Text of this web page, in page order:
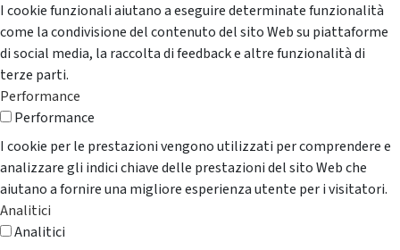
I cookie funzionali aiutano a eseguire determinate funzionalità
come la condivisione del contenuto del sito Web su piattaforme
di social media, la raccolta di feedback e altre funzionalità di
terze parti.
Performance
Performance
I cookie per le prestazioni vengono utilizzati per comprendere e
analizzare gli indici chiave delle prestazioni del sito Web che
aiutano a fornire una migliore esperienza utente per i visitatori.
Analitici
Analitici